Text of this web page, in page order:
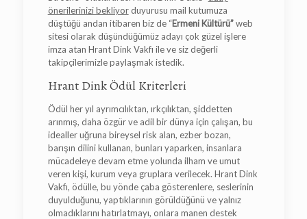
önerilerinizi bekliyorduyurusu mail kutumuza
düştüğü andan itibaren biz de “Ermeni Kültürü”web
sitesi olarak düşündüğümüz adayı çok güzel işlere
imza atan Hrant Dink Vakfı ile ve siz değerli
takipçilerimizle paylaşmak istedik.
Hrant Dink Ödül Kriterleri
Ödül her yıl ayrımcılıktan, ırkçılıktan, şiddetten
arınmış, daha özgür ve adil bir dünya için çalışan, bu
idealler uğruna bireysel risk alan, ezber bozan,
barışın dilini kullanan, bunları yaparken, insanlara
mücadeleye devam etme yolunda ilham ve umut
veren kişi, kurum veya gruplara verilecek. Hrant Dink
Vakfı, ödülle, bu yönde çaba gösterenlere, seslerinin
duyulduğunu, yaptıklarının görüldüğünü ve yalnız
olmadıklarını hatırlatmayı, onlara manen destek